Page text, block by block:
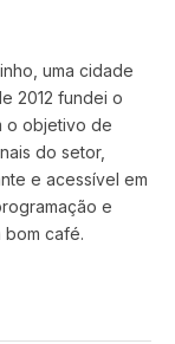
uma cidade
2012 fundei o
o objetivo de
do setor,
e acessível em
e
bom café.